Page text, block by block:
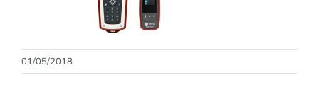
01/05/2018